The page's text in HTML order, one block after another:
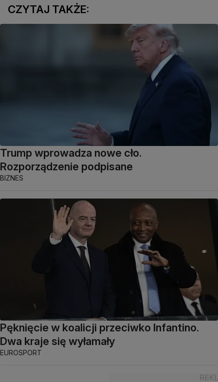
CZYTAJ TAKŻE:
Trump wprowadza nowe cło.
Rozporządzenie podpisane
BIZNES
Pęknięcie w koalicji przeciwko Infantino.
Dwa kraje się wyłamały
EUROSPORT